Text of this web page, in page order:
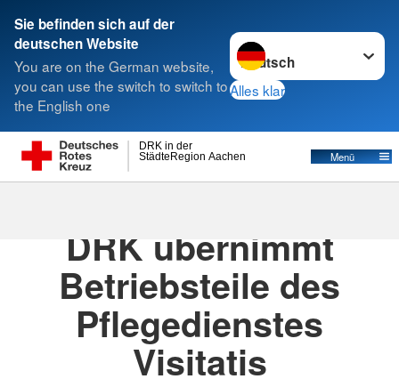
Sie befinden sich auf der
deutschen Website
You are on the German website,
you can use the switch to switch to
the English one
Sprache wechseln zu
Alles klar
StädteRegion Aachen
DRK in der
Menü
Suche
DRK übernimmt
Betriebsteile des
Pflegedienstes
Visitatis